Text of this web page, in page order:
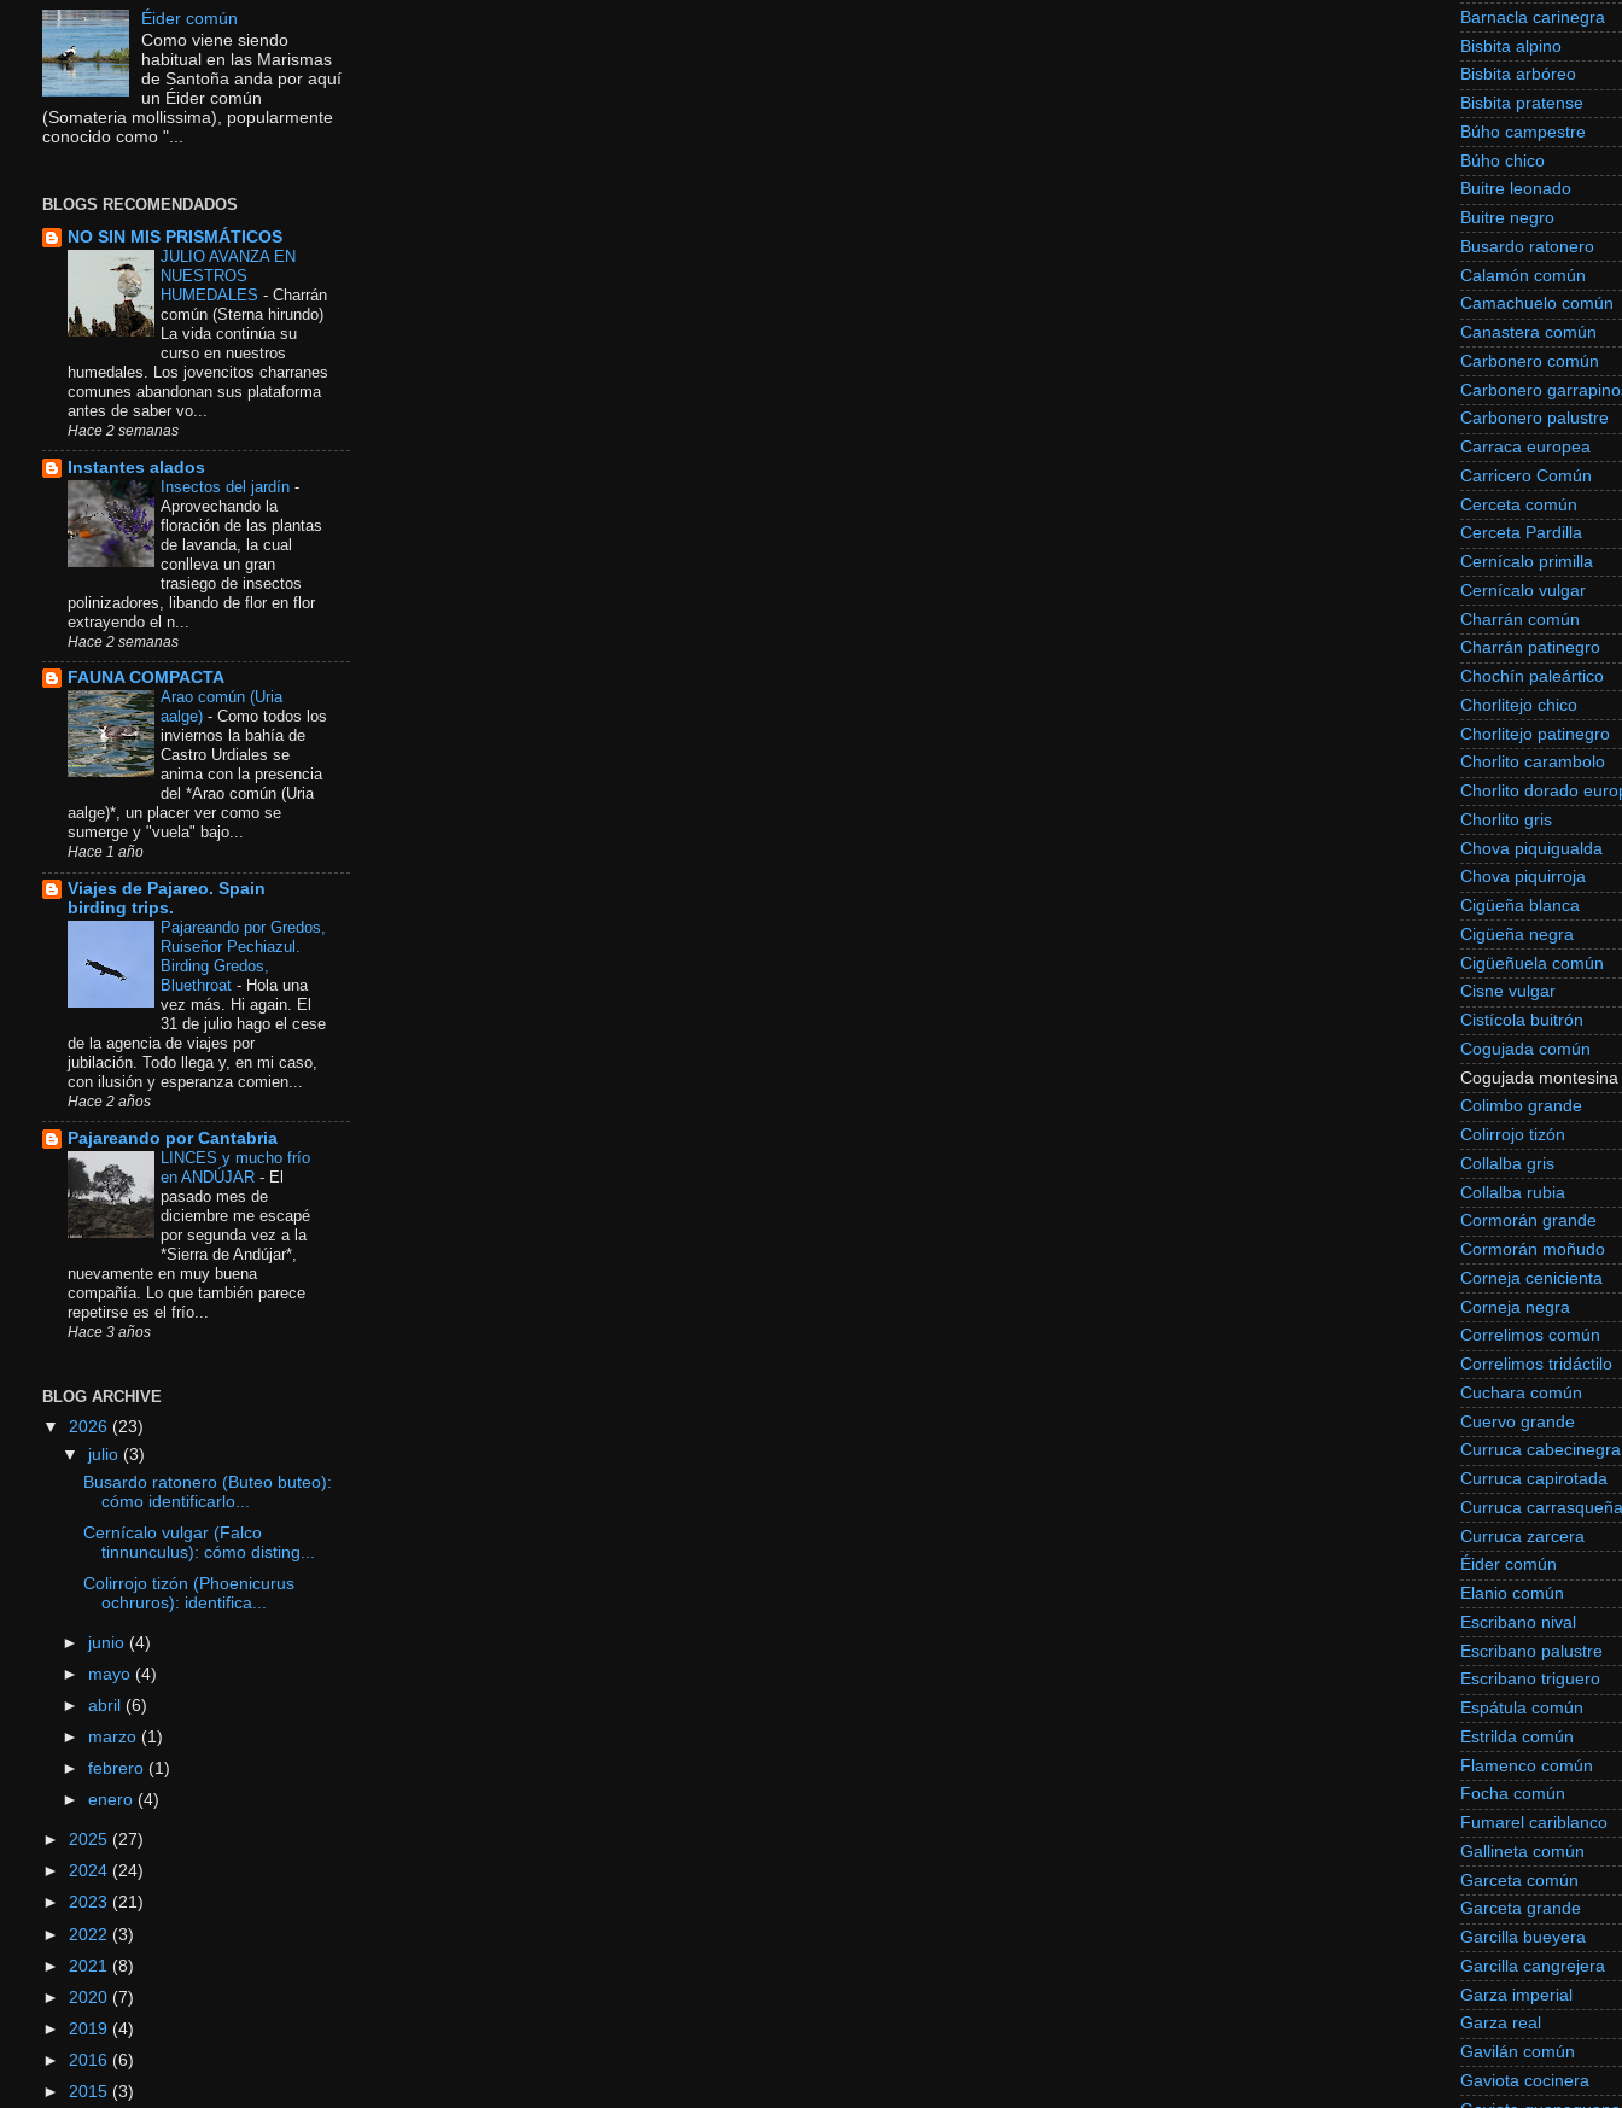
Éider común
Como viene siendo
habitual en las Marismas
de Santoña anda por aquí
un Éider común
(Somateria mollissima), popularmente
conocido como "...
BLOGS RECOMENDADOS
NO SIN MIS PRISMÁTICOS
JULIO AVANZA EN
NUESTROS
HUMEDALES - Charrán
común (Sterna hirundo)
La vida continúa su
curso en nuestros
humedales. Los jovencitos charranes
comunes abandonan sus plataforma
antes de saber vo...
Hace 2 semanas
Instantes alados
Insectos del jardín -
Aprovechando la
floración de las plantas
de lavanda, la cual
conlleva un gran
trasiego de insectos
polinizadores, libando de flor en flor
extrayendo el n...
Hace 2 semanas
FAUNA COMPACTA
Arao común​ (Uria
aalge) - Como todos los
inviernos la bahía de
Castro Urdiales se
anima con la presencia
del *Arao común (Uria
aalge)*, un placer ver como se
sumerge y "vuela" bajo...
Hace 1 año
Viajes de Pajareo. Spain
birding trips.
Pajareando por Gredos,
Ruiseñor Pechiazul.
Birding Gredos,
Bluethroat - Hola una
vez más. Hi again. El
31 de julio hago el cese
de la agencia de viajes por
jubilación. Todo llega y, en mi caso,
con ilusión y esperanza comien...
Hace 2 años
Pajareando por Cantabria
LINCES y mucho frío
en ANDÚJAR - El
pasado mes de
diciembre me escapé
por segunda vez a la
*Sierra de Andújar*,
nuevamente en muy buena
compañía. Lo que también parece
repetirse es el frío...
Hace 3 años
BLOG ARCHIVE
▼ 2026 (23)
▼ julio (3)
Busardo ratonero (Buteo buteo):
cómo identificarlo...
Cernícalo vulgar (Falco
tinnunculus): cómo disting...
Colirrojo tizón (Phoenicurus
ochruros): identifica...
► junio (4)
► mayo (4)
►abril (6)
► marzo (1)
►febrero (1)
►enero (4)
► 2025 (27)
► 2024 (24)
► 2023 (21)
► 2022 (3)
► 2021 (8)
► 2020 (7)
► 2019 (4)
► 2016 (6)
► 2015 (3)
Barnacla carinegra
Bisbita alpino
Bisbita arbóreo
Bisbita pratense
Búho campestre
Búho chico
Buitre leonado
Buitre negro
Busardo ratonero
Calamón común
Camachuelo común
Canastera común
Carbonero común
Carbonero
Carbonero palustre
Carraca europea
Carricero Común
Cerceta común
Cerceta Pardilla
Cernícalo primilla
Cernícalo vulgar
Charrán común
Charrán patinegro
Chochín paleártico
Chorlitejo chico
Chorlitejo patinegro
Chorlito carambolo
Chorlito dorado
Chorlito gris
Chova piquigualda
Chova piquirroja
Cigüeña blanca
Cigüeña negra
Cigüeñuela común
Cisne vulgar
Cistícola buitrón
Cogujada común
Cogujada montesina
Colimbo grande
Colirrojo tizón
Collalba gris
Collalba rubia
Cormorán grande
Cormorán moñudo
Corneja cenicienta
Corneja negra
Correlimos común
Correlimos tridáctilo
Cuchara común
Cuervo grande
Curruca cabecinegra
Curruca capirotada
Curruca carrasqueña
Curruca zarcera
Éider común
Elanio común
Escribano nival
Escribano palustre
Escribano triguero
Espátula común
Estrilda común
Flamenco común
Focha común
Fumarel cariblanco
Gallineta común
Garceta común
Garceta grande
Garcilla bueyera
Garcilla cangrejera
Garza imperial
Garza real
Gavilán común
Gaviota cocinera